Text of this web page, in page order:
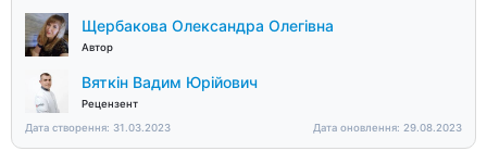
Щербакова Олександра Олегівна
Автор
Вяткін Вадим Юрійович
Рецензент
Дата створення: 31.03.2023
Дата оновлення: 29.08.2023